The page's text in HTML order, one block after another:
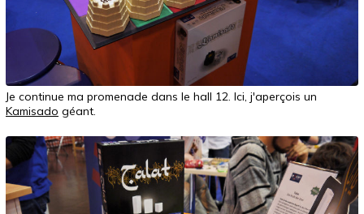
Je continue ma promenade dans le hall 12. Ici, j'aperçois un
Kamisado géant.